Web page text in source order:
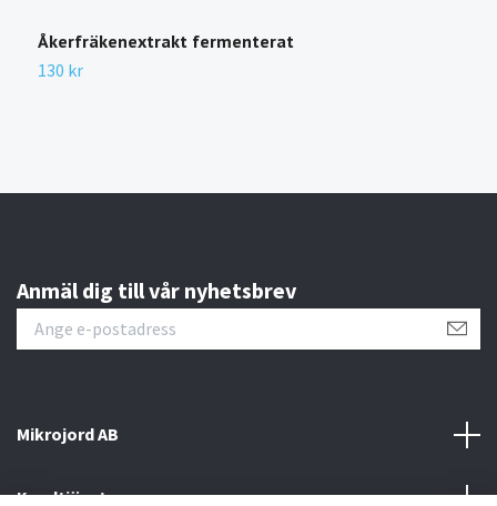
Åkerfräkenextrakt fermenterat
130 kr
Anmäl dig till vår nyhetsbrev
Mikrojord AB
Kundtjänst